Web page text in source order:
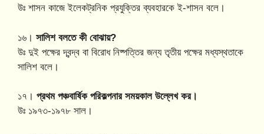
উঃ শাসন কাজে ইলেকট্রনিক প্রযুক্তির ব্যবহারকে ই-শাসন বলে।
১৬। সালিশ বলতে কী বোঝায়?
উঃ দুই পক্ষের দ্বন্দ্ব বা বিরোধ নিষ্পত্তির জন্য তৃতীয় পক্ষের মধ্যস্থতাকে
সালিশ বলে।
১৭। প্রথম পঞ্চবার্ষিক পরিকল্পনার সময়কাল উল্লেখ কর।
উঃ ১৯৭৩-১৯৭৮ সাল।